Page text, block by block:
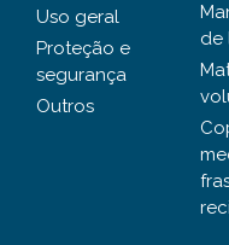
Uso geral
Proteção e
segurança
Outros
de